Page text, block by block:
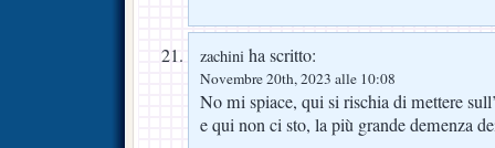
zachini ha scritto:
Novembre 20th, 2023 alle 10:08
No mi spiace, qui si rischia di mettere
e qui non ci sto, la più grande demenza